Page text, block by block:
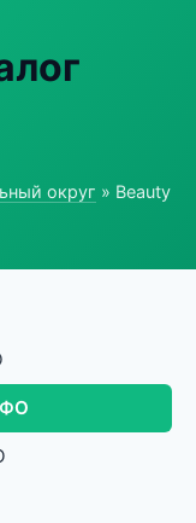
округ » Beauty
ФО